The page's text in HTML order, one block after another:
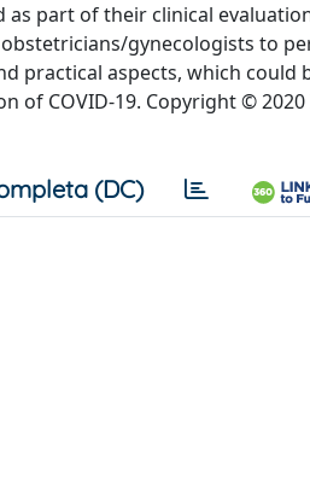
part of their clinical
gynecologists to
practical aspects, which
COVID-19. Copyright © 2020
(DC)